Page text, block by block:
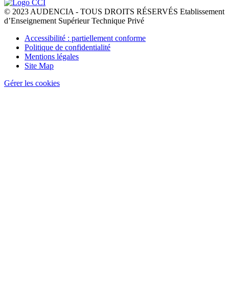
© 2023 AUDENCIA - TOUS DROITS RÉSERVÉS Etablissement
d’Enseignement Supérieur Technique Privé
Pied
page
Accessibilité : partiellement conforme
Politique de confidentialité
Mentions légales
Site Map
Gérer les cookies